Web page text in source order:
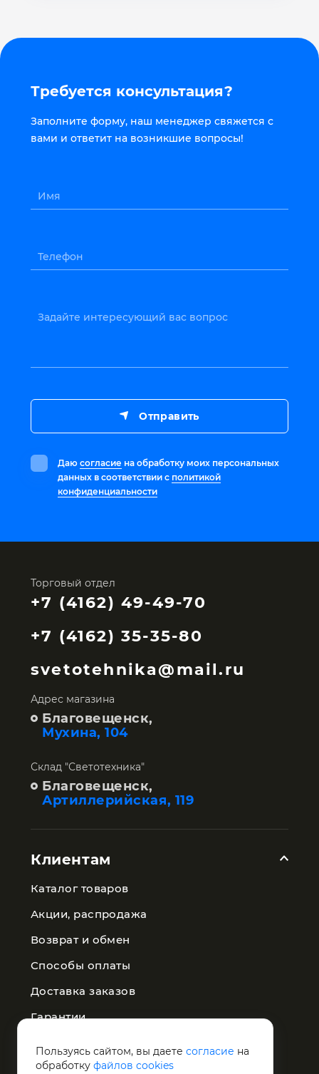
Требуется консультация?
Заполните форму, наш менеджер свяжется с
вами и ответит на возникшие вопросы!
Имя
Телефон
Задайте интересующий вас вопрос
Даю согласие на обработку моих персональных
данных в соответствии с политикой
конфиденциальности
Отправить
Торговый отдел
+7 (4162) 49-49-70
+7 (4162) 35-35-80
svetotehnika@mail.ru
Адрес магазина
Благовещенск,
Мухина, 104
Склад "Светотехника"
Благовещенск,
Артиллерийская, 119
Клиентам
Каталог товаров
Акции, распродажа
Возврат и обмен
Способы оплаты
Доставка заказов
Гарантии
Политика конфиденциальности
Пользуясь сайтом, вы даете согласие на
обработку файлов cookies